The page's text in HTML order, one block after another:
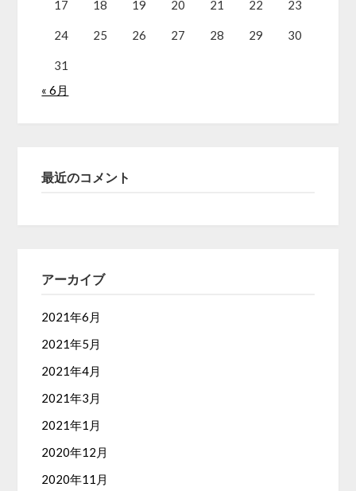
17 18 19 20 21 22 23
24 25 26 27 28 29 30
31
« 6月
最近のコメント
アーカイブ
2021年6月
2021年5月
2021年4月
2021年3月
2021年1月
2020年12月
2020年11月